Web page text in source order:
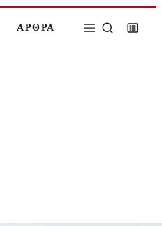
ΑΡΘΡΑ